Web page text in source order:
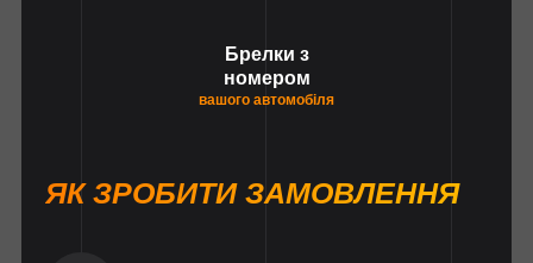
Брелки з
номером
вашого автомобіля
ЯК ЗРОБИТИ ЗАМОВЛЕННЯ